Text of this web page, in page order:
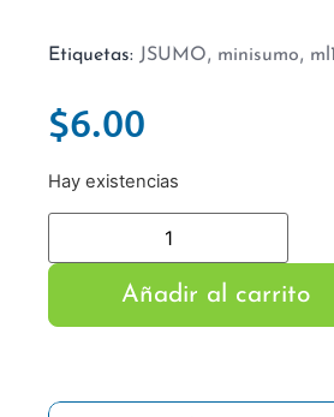
Etiquetas: JSUMO, minisumo, ml1
$6.00
Hay existencias
Añadir al carrito